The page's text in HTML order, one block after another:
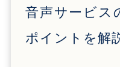
音声サービス
ポイントを解